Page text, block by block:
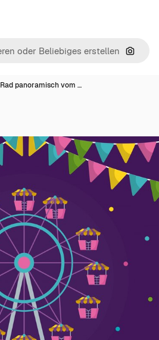
Nach
Rad panoramisch vom …